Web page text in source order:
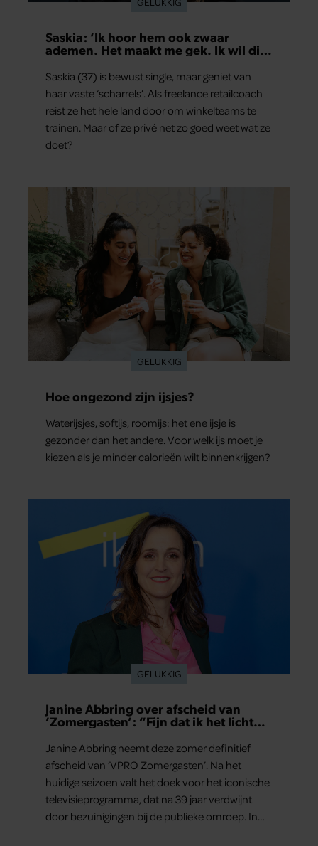
Saskia: ‘Ik hoor hem ook zwaar
ademen. Het maakt me gek. Ik wil die
Saskia (37) is bewust single, maar geniet van
haar vaste ‘scharrels’. Als freelance retailcoach
reist ze het hele land door om winkelteams te
trainen. Maar of ze privé net zo goed weet wat ze
doet?
GELUKKIG
Hoe ongezond zijn ijsjes?
Waterijsjes, softijs, roomijs: het ene ijsje is
gezonder dan het andere. Voor welk ijs moet je
kiezen als je minder calorieën wilt binnenkrijgen?
GELUKKIG
Janine Abbring over afscheid van
‘Zomergasten’: “Fijn dat ik het licht
Janine Abbring neemt deze zomer definitief
afscheid van ‘VPRO Zomergasten’. Na het
huidige seizoen valt het doek voor het iconische
televisieprogramma, dat na 39 jaar verdwijnt
door bezuinigingen bij de publieke omroep. In